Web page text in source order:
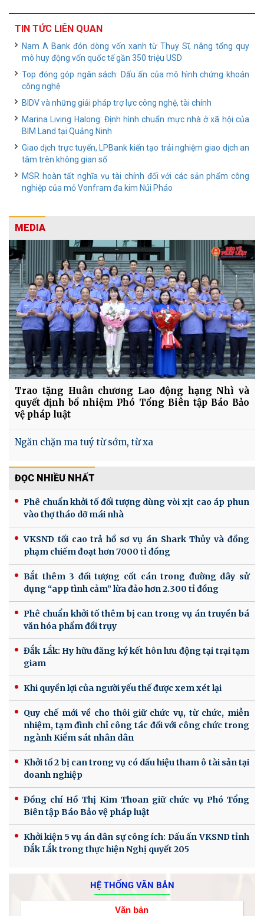
TIN TỨC LIÊN QUAN
Nam A Bank đón dòng vốn xanh từ Thụy Sĩ, nâng tổng quy
mô huy động vốn quốc tế gần 350 triệu USD
Top đóng góp ngân sách: Dấu ấn của mô hình chứng khoán
công nghệ
BIDV và những giải pháp trợ lực công nghệ, tài chính
Marina Living Halong: Định hình chuẩn mực nhà ở xã hội của
BIM Land tại Quảng Ninh
Giao dịch trực tuyến, LPBank kiến tạo trải nghiệm giao dịch an
tâm trên không gian số
MSR hoàn tất nghĩa vụ tài chính đối với các sản phẩm công
nghiệp của mỏ Vonfram đa kim Núi Pháo
MEDIA
Trao tặng Huân chương Lao động hạng Nhì và
quyết định bổ nhiệm Phó Tổng Biên tập Báo Bảo
vệ pháp luật
Ngăn chặn ma tuý từ sớm, từ xa
ĐỌC NHIỀU NHẤT
Phê chuẩn khởi tố đối tượng dùng vòi xịt cao áp phun
vào thợ tháo dỡ mái nhà
VKSND tối cao trả hồ sơ vụ án Shark Thủy và đồng
phạm chiếm đoạt hơn 7000 tỉ đồng
Bắt thêm 3 đối tượng cốt cán trong đường dây sử
dụng “app tình cảm” lừa đảo hơn 2.300 tỉ đồng
Phê chuẩn khởi tố thêm bị can trong vụ án truyền bá
văn hóa phẩm đồi trụy
Đắk Lắk: Hy hữu đăng ký kết hôn lưu động tại trại tạm
giam
Khi quyền lợi của người yếu thế được xem xét lại
Quy chế mới về cho thôi giữ chức vụ, từ chức, miễn
nhiệm, tạm đình chỉ công tác đối với công chức trong
ngành Kiểm sát nhân dân
Khởi tố 2 bị can trong vụ có dấu hiệu tham ô tài sản tại
doanh nghiệp
Đồng chí Hồ Thị Kim Thoan giữ chức vụ Phó Tổng
Biên tập Báo Bảo vệ pháp luật
Khởi kiện 5 vụ án dân sự công ích: Dấu ấn VKSND tỉnh
Đắk Lắk trong thực hiện Nghị quyết 205
HỆ THỐNG VĂN BẢN
Văn bản